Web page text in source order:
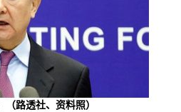
路透社、资料照）